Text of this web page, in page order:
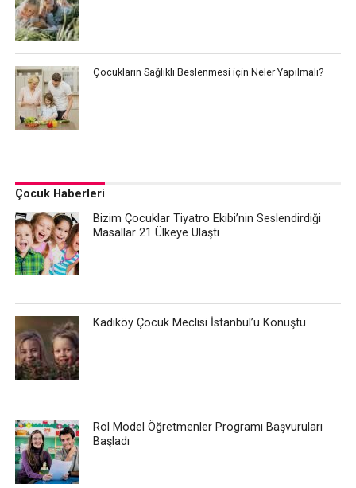
Çocukların Sağlıklı Beslenmesi için Neler Yapılmalı?
Çocuk Haberleri
Bizim Çocuklar Tiyatro Ekibi’nin Seslendirdiği
Masallar 21 Ülkeye Ulaştı
Kadıköy Çocuk Meclisi İstanbul’u Konuştu
Rol Model Öğretmenler Programı Başvuruları
Başladı